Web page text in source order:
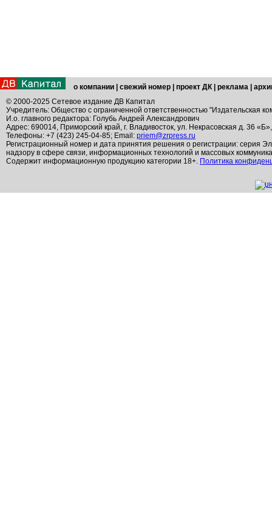
о компании свежий номер проект ДК реклама
© 2000-2025 Сетевое издание ДВ Капитал
Учредитель: Общество с ограниченной ответственностью "Издательская
И.о. главного редактора: Голубь Андрей Александрович
Адрес: 690014, Приморский край, г. Владивосток, ул. Некрасовская д. 36
Телефоны: +7 (423) 245-04-85; Email: priem@zrpress.ru
Регистрационный номер и дата принятия решения о регистрации: серия
надзору в сфере связи, информационных технологий и массовых
Содержит информационную продукцию категории 18+. Политика